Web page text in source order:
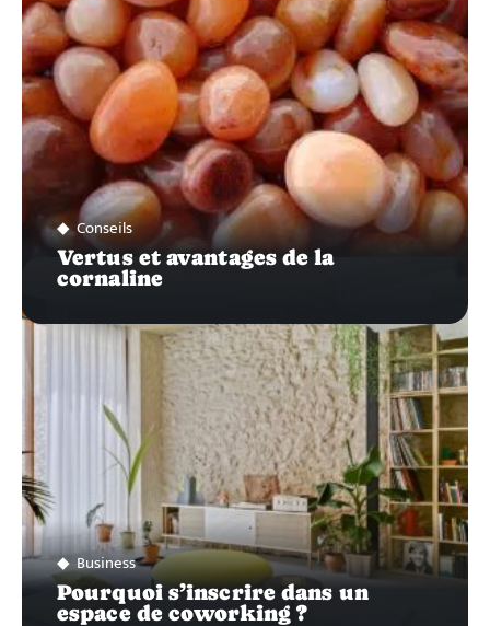
Conseils
Vertus et avantages de la
cornaline
Business
Pourquoi s’inscrire dans un
espace de coworking ?